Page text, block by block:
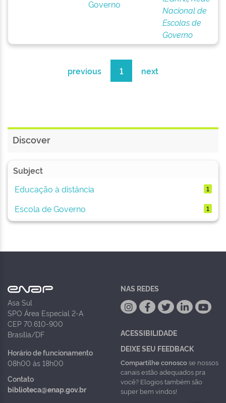
Governo
Nacional de
Escolas de
Governo
previous 1 next
Discover
Subject
Educação à distância
1
Escola de Governo 1
Asa Sul
SPO Área Especial 2-A
CEP 70.610-900
Brasília/DF
Horário de funcionamento
08h00 às 18h00
Contato
biblioteca@enap.gov.br
NAS REDES
ACESSIBILIDADE
DEIXE SEU FEEDBACK
Compartilhe conoscose nossos
canais estão adequados pra
você? Elogios também são
super bem vindos!